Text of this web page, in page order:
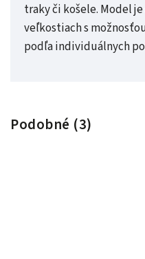
traky či košele. Model
veľkostiach s
podľa individuálnych
Podobné (3)